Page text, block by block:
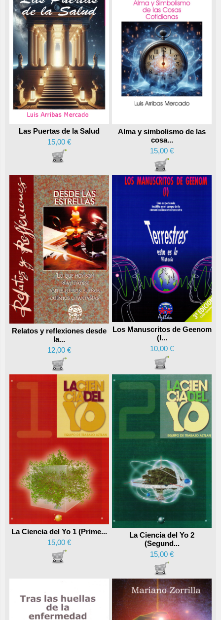
Las Puertas de la Salud
15,00 €
Alma y simbolismo de las
cosa...
15,00 €
Relatos y reflexiones desde
la...
12,00 €
Los Manuscritos de Geenom
(I...
10,00 €
La Ciencia del Yo 1 (Prime...
15,00 €
La Ciencia del Yo 2
(Segund...
15,00 €